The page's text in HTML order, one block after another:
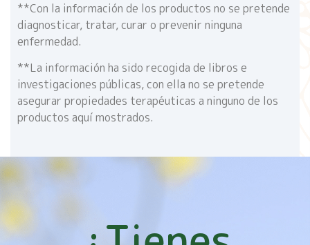
**Con la información de los productos no se pretende
diagnosticar, tratar, curar o prevenir ninguna
enfermedad.
**La información ha sido recogida de libros e
investigaciones públicas, con ella no se pretende
asegurar propiedades terapéuticas a ninguno de los
productos aquí mostrados.